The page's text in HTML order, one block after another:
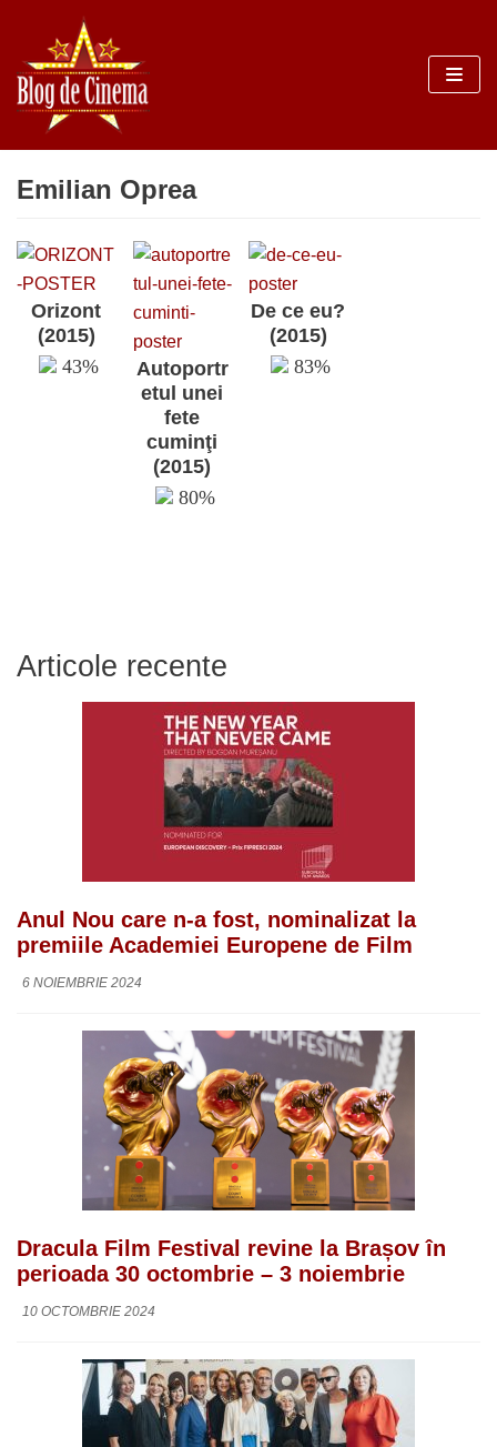
Sari
la
conținut
Emilian Oprea
Orizont
(2015)
43%
Autoportr
etul unei
fete
cuminţi
(2015)
80%
De ce eu?
(2015)
83%
Articole recente
Anul Nou care n-a fost, nominalizat la
premiile Academiei Europene de Film
6 NOIEMBRIE 2024
Dracula Film Festival revine la Brașov în
perioada 30 octombrie – 3 noiembrie
10 OCTOMBRIE 2024